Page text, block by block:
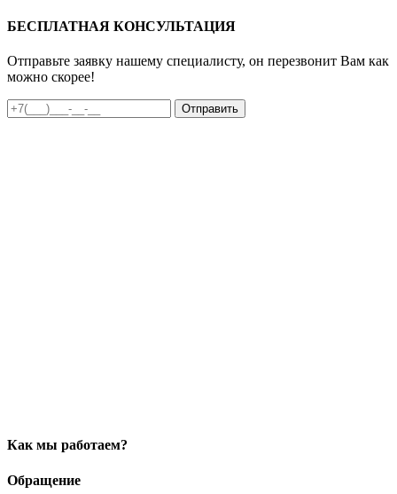
БЕСПЛАТНАЯ КОНСУЛЬТАЦИЯ
Отправьте заявку нашему специалисту, он перезвонит Вам как
можно скорее!
Отправить
Как мы работаем?
Обращение